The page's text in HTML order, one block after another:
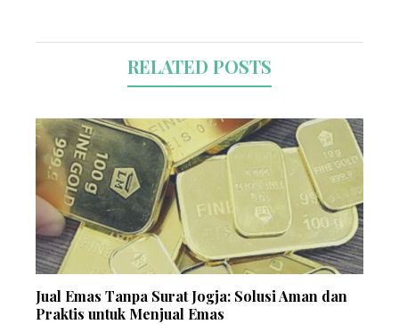
RELATED POSTS
Jual Emas Tanpa Surat Jogja: Solusi Aman dan
Praktis untuk Menjual Emas